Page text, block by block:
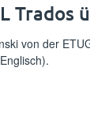
Trados
von der